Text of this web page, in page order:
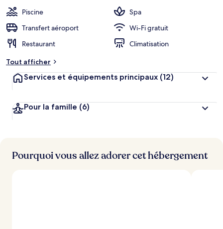
Piscine
Spa
Transfert aéroport
Wi-Fi gratuit
Restaurant
Climatisation
Tout afficher
Services et équipements principaux (12)
Pour la famille (6)
Pourquoi vous allez adorer cet hébergement